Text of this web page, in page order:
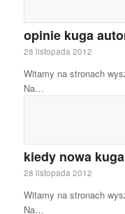
opinie kuga
28 listopada 2012
Witamy na stronach
Na…
kiedy nowa kuga
28 listopada 2012
Witamy na stronach
Na…